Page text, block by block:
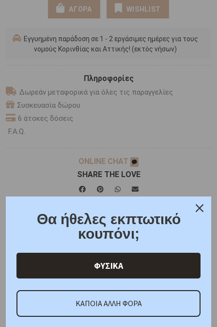
ΑΓΟΡΑ WISHLIST
Εγγυημένη παράδοση σε 1 - 2 εργάσιμες ημέρες για τους
νομούς Κορινθίας και Αττικής! (εκτός νήσων)
Πληροφορίες
Δωρεάν μεταφορικά για όλες τις παραγγελίες
Συσκευασία δώρου
6 άτοκες δόσεις
F.A.Q.
ONLINE CHAT
SHARE THE LOVE
Χαρακτηριστικά Χαρακτηριστικά Ρολογιών
Ρωτήστε μας
ΑΜΕΣΑ ΔΙΑΘΕΣΙΜΟ
Κωδικός Προμηθευτή:
VR28J025Y
Θα ήθελες εκπτωτικό
κουπόνι;
ΦΥΣΙΚΑ
ΚΑΠΟΙΑ ΑΛΛΗ ΦΟΡΑ